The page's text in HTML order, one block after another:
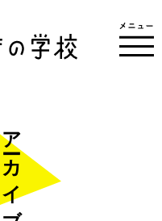
アーカイブ